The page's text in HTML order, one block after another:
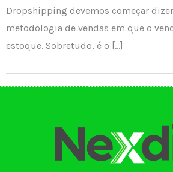
Dropshipping devemos começar
metodologia de vendas em que o
estoque. Sobretudo, é o […]